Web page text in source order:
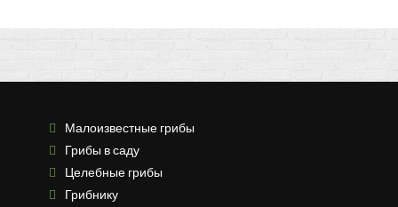
Малоизвестные грибы
Грибы в саду
Целебные грибы
Грибнику